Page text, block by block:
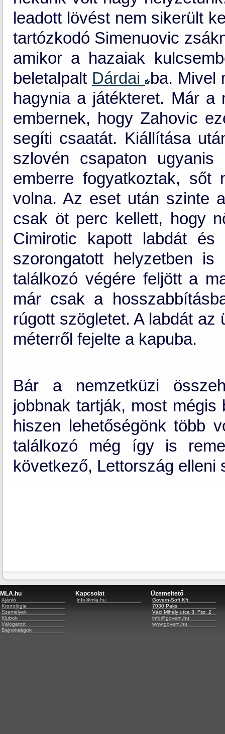
leadott lövést nem sikerült
tartózkodó Simenuovic
amikor a hazaiak
beletalpalt Dárdai
ba. Mivel
hagynia a játékteret. Már
embernek, hogy Zahovic
segíti csaatát. Kiállítása
szlovén csapaton
emberre fogyatkoztak, sőt
volna. Az eset után szinte
csak öt perc kellett, hogy
Cimirotic kapott labdát és
szorongatott helyzetben
találkozó végére feljött a
már csak a
rúgott szögletet. A labdát
méterről fejelte a kapuba.
Bár a nemzetküzi
jobbnak tartják, most
hiszen lehetőségönk több
találkozó még így is
következő, Lettország
MLA.hu
Ajánló
Kronológia
Személyek
Klubok
Válogatott
Bajnokságok
Kapcsolat
info@mla.hu
Üzemeltető
Govern-Soft Kft.
7030 Paks
Váci Mihály utca 3. Fsz. 2
info@govern.hu
www.govern.hu